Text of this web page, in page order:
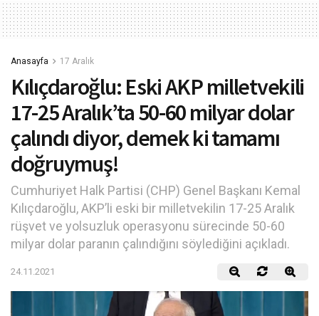
Anasayfa 17 Aralık
Kılıçdaroğlu: Eski AKP milletvekili
17-25 Aralık’ta 50-60 milyar dolar
çalındı diyor, demek ki tamamı
doğruymuş!
Cumhuriyet Halk Partisi (CHP) Genel Başkanı Kemal
Kılıçdaroğlu, AKP’li eski bir milletvekilin 17-25 Aralık
rüşvet ve yolsuzluk operasyonu sürecinde 50-60
milyar dolar paranın çalındığını söylediğini açıkladı.
24.11.2021